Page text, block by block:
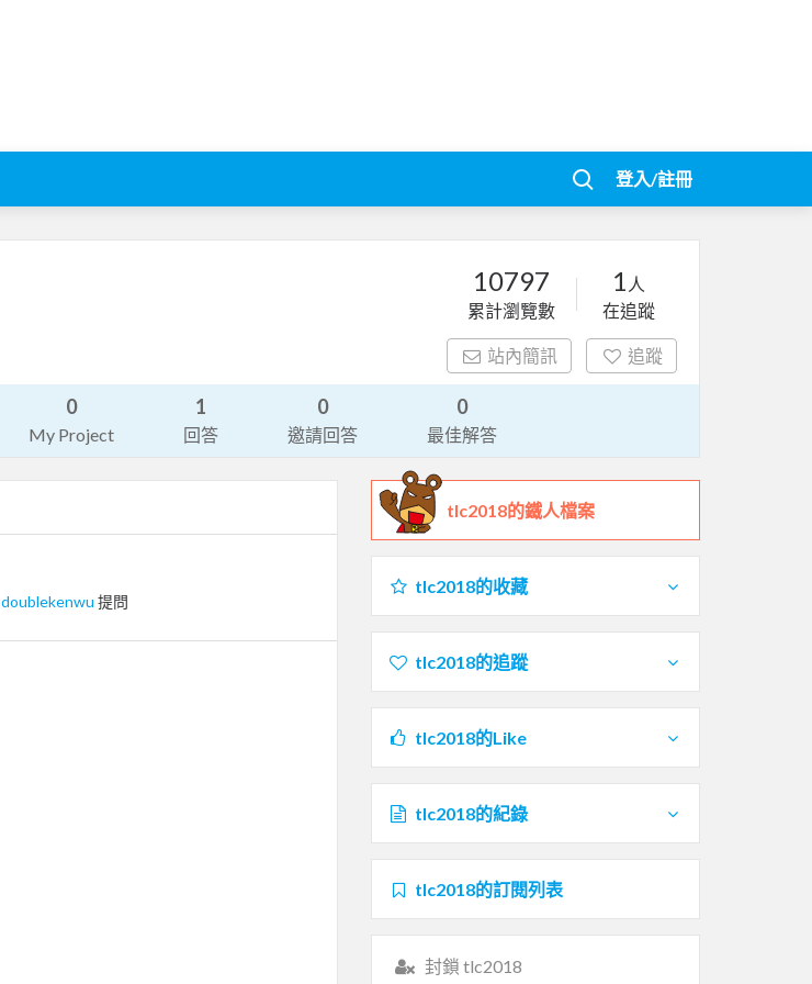
登入/註冊
10797
累計瀏覽數
1 人
在追蹤
站內簡訊 追蹤
0
My Project
1
回答
0
邀請回答
0
最佳解答
doublekenwu 提問
tlc2018的鐵人檔案
tlc2018的收藏
tlc2018的追蹤
tlc2018的Like
tlc2018的紀錄
tlc2018的訂閱列表
封鎖 tlc2018